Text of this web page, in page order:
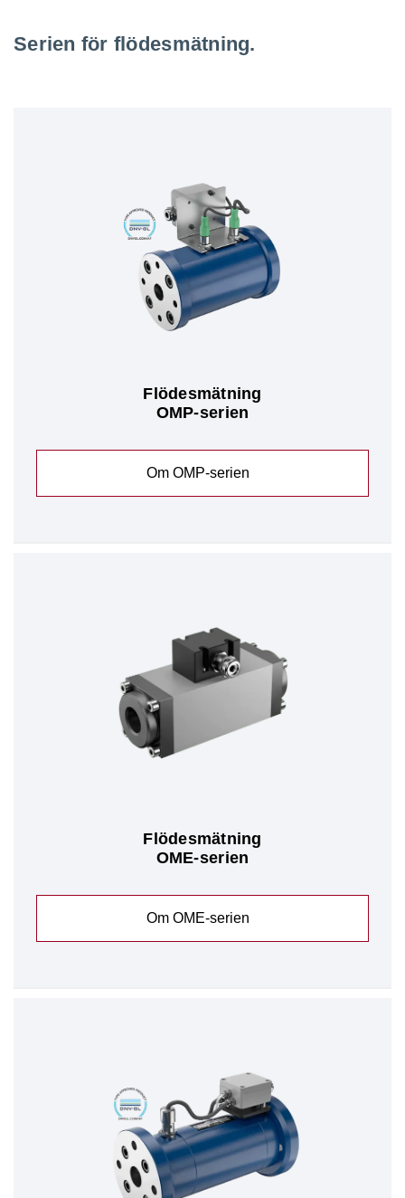
Serien för flödesmätning.
Flödesmätning
OMP-serien
Om OMP-serien
Flödesmätning
OME-serien
Om OME-serien